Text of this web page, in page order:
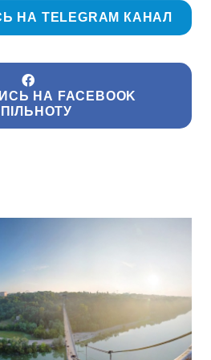
НА TELEGRAM КАНАЛ
НА FACEBOOK